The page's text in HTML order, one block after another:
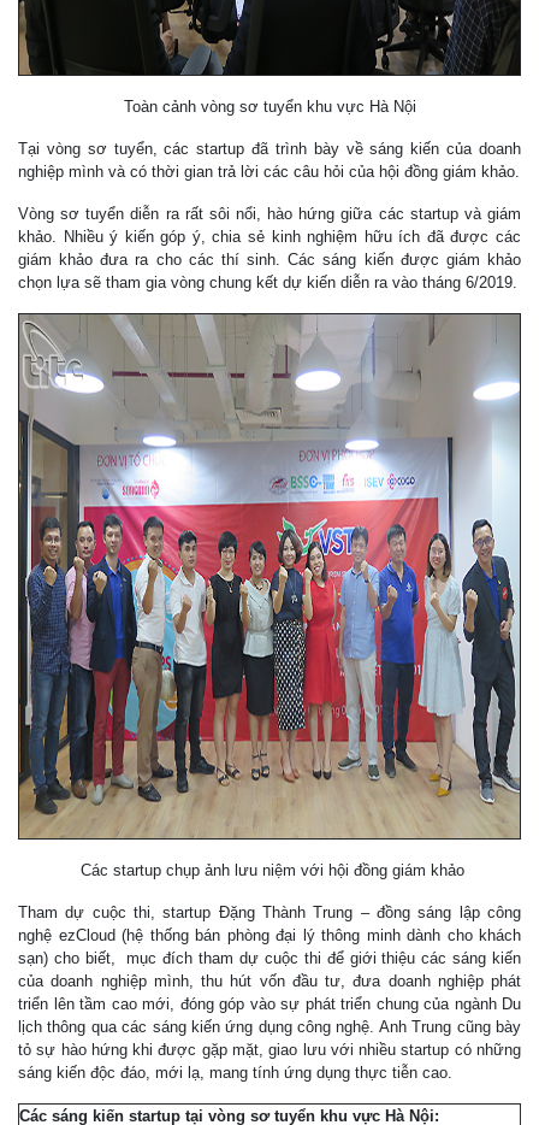
Toàn cảnh vòng sơ tuyển khu vực Hà Nội
Tại vòng sơ tuyển, các startup đã trình bày về sáng kiến của doanh
nghiệp mình và có thời gian trả lời các câu hỏi của hội đồng giám khảo.
Vòng sơ tuyển diễn ra rất sôi nổi, hào hứng giữa các startup và giám
khảo. Nhiều ý kiến góp ý, chia sẻ kinh nghiệm hữu ích đã được các
giám khảo đưa ra cho các thí sinh. Các sáng kiến được giám khảo
chọn lựa sẽ tham gia vòng chung kết dự kiến diễn ra vào tháng 6/2019.
Các startup chụp ảnh lưu niệm với hội đồng giám khảo
Tham dự cuộc thi, startup Đặng Thành Trung – đồng sáng lập công
nghệ ezCloud (hệ thống bán phòng đại lý thông minh dành cho khách
sạn) cho biết, mục đích tham dự cuộc thi để giới thiệu các sáng kiến
của doanh nghiệp mình, thu hút vốn đầu tư, đưa doanh nghiệp phát
triển lên tầm cao mới, đóng góp vào sự phát triển chung của ngành Du
lịch thông qua các sáng kiến ứng dụng công nghệ. Anh Trung cũng bày
tỏ sự hào hứng khi được gặp mặt, giao lưu với nhiều startup có những
sáng kiến độc đáo, mới lạ, mang tính ứng dụng thực tiễn cao.
Các sáng kiến startup tại vòng sơ tuyển khu vực Hà Nội: